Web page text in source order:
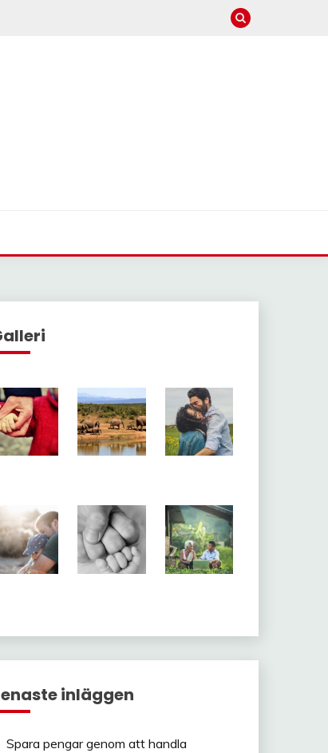
inläggen
Spara pengar genom att handla